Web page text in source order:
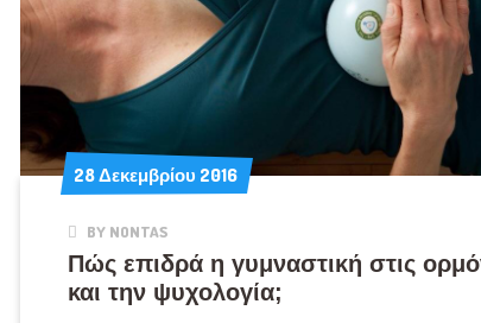
28 Δεκεμβρίου 2016
28 Δεκεμβρίου 2016
BY NONTAS
Πώς επιδρά η γυμναστική στις
και την ψυχολογία;